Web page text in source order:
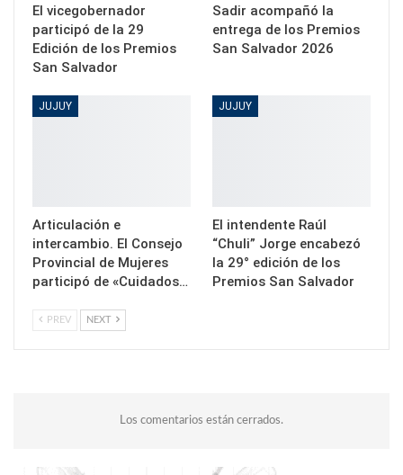
El vicegobernador
participó de la 29
Edición de los Premios
San Salvador
Sadir acompañó la
entrega de los Premios
San Salvador 2026
JUJUY
Articulación e
intercambio. El Consejo
Provincial de Mujeres
participó de «Cuidados…
JUJUY
El intendente Raúl
“Chuli” Jorge encabezó
la 29° edición de los
Premios San Salvador
PREV NEXT
Los comentarios están cerrados.